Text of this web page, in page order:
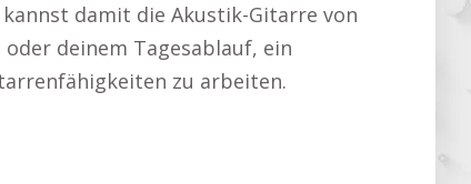
damit die Akustik-Gitarre von
deinem Tagesablauf, ein
zu arbeiten.